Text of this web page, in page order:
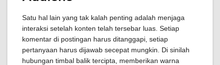
Satu hal lain yang tak kalah penting adalah menjaga
interaksi setelah konten telah tersebar luas. Setiap
komentar di postingan harus ditanggapi, setiap
pertanyaan harus dijawab secepat mungkin. Di sinilah
hubungan timbal balik tercipta, memberikan warna